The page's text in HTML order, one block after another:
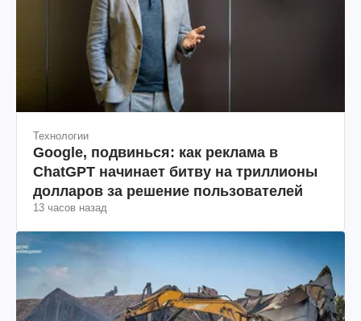
Технологии
Google, подвинься: как реклама в
ChatGPT начинает битву на триллионы
долларов за решение пользователей
13 часов назад